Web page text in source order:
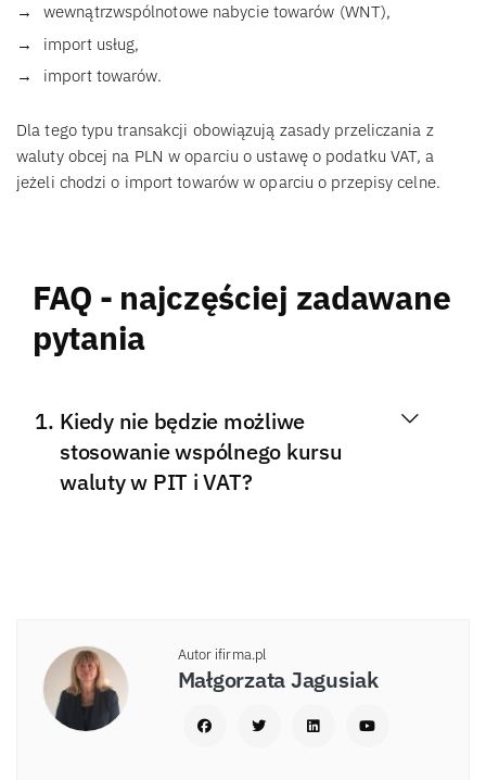
wewnątrzwspólnotowe nabycie towarów (WNT),
import usług,
import towarów.
Dla tego typu transakcji obowiązują zasady przeliczania z
waluty obcej na PLN w oparciu o ustawę o podatku VAT, a
jeżeli chodzi o import towarów w oparciu o przepisy celne.
FAQ - najczęściej zadawane
pytania
Kiedy nie będzie możliwe
stosowanie wspólnego kursu
waluty w PIT i VAT?
Autor ifirma.pl
Małgorzata Jagusiak